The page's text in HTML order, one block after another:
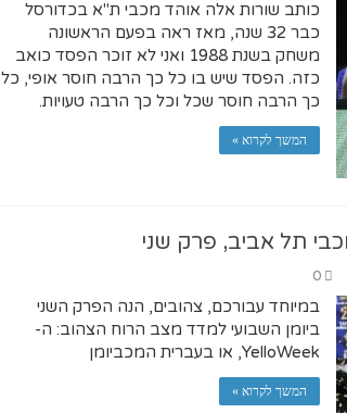
כותב שורות אלה אוהד מכבי ת"א בכדורסל
כבר 32 שנה, מאז ראה בפעם הראשונה
משחק בשנת 1988 ואני לא זוכר הפסד כואב
כזה. הפסד שיש בו כל כך הרבה חוסר אופי, כל
כך הרבה חוסר שכל וכל כך הרבה טעויות.
המשך לקרוא »
0
במיוחד עבורכם, צהובים, הנה הפרק השני
ביומן השבועי למדד מצב הרוח הצהוב: ה-
YelloWeek, או בעברית המכביומן
המשך לקרוא »